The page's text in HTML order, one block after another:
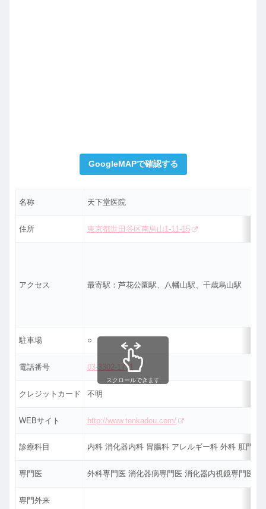
GoogleMAPで確認する
名称 天下堂医院
住所 東京都世田谷区南烏山1-11-15
アクセス 最寄駅：芦花公園駅、八幡山駅、千歳烏山駅
駐車場 ○
電話番号 03-3302-1751
クレジットカード 不明
WEBサイト http://www.tenkadou.com/
診療科目 内科 消化器内科 胃腸科 アレルギー科 外科 肛門
専門医 外科専門医 消化器病専門医 消化器内視鏡専門医
専門外来
スクロールできます